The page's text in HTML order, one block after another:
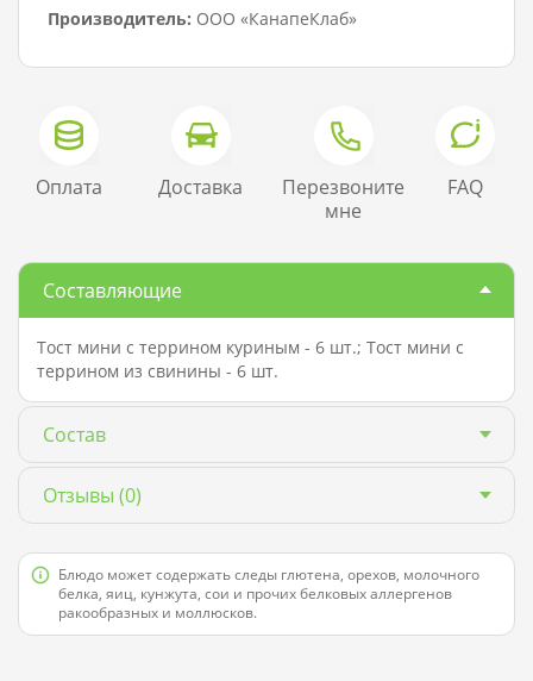
Производитель: ООО «КанапеКлаб»
Составляющие
Тост мини с террином куриным - 6 шт.; Тост мини с
террином из свинины - 6 шт.
Состав
Отзывы (0)
Оплата Доставка
Перезвоните
мне
FAQ
Блюдо может содержать следы глютена, орехов, молочного
белка, яиц, кунжута, сои и прочих белковых аллергенов
ракообразных и моллюсков.